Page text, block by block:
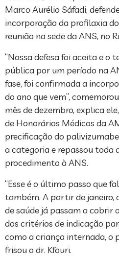
Marco Aurélio Sáfadi,
incorporação da profilaxia
reunião na sede da ANS, no
“Nossa defesa foi aceita e o
pública por um período na
fase, foi confirmada a
do ano que vem”,
mês de dezembro, explica
de Honorários Médicos da
precificação do
a categoria e repassou toda
procedimento à ANS.
“Esse é o último passo que
também. A partir de janeiro,
de saúde já passam a cobrir
dos critérios de indicação
como a criança internada, o
frisou o dr. Kfouri.